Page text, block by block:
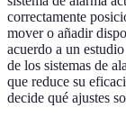
correctamente
mover o añadir
acuerdo a un
de los sistemas de
que reduce su
decide qué ajustes